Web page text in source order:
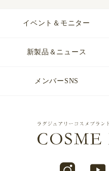
イベント＆モニター
新製品＆ニュース
メンバーSNS